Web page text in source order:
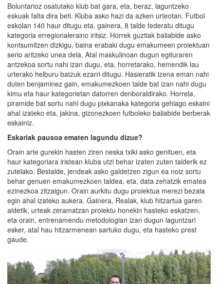
Boluntarioz osatutako klub bat gara, eta, beraz, laguntzeko
eskuak falta dira beti. Kluba asko hazi da azken urteotan. Futbol
eskolan 140 haur ditugu eta, gainera, 8 talde federatu ditugu
kategoria erregionaleraino iritsiz. Horrek guztiak baliabide asko
kontsumitzen dizkigu, baina erabaki dugu emakumeen proiektuan
serio aritzeko unea dela. Atal maskulinoan dugun egituraren
antzekoa sortu nahi izan dugu, eta, horretarako, hemendik lau
urterako helburu batzuk ezarri ditugu. Hasieratik izena eman nahi
duten benjaminez gain, emakumezkoen talde bat izan nahi dugu
kimu eta haur kategorietan datorren denboraldirako. Horrela,
piramide bat sortu nahi dugu pixkanaka kategoria gehiago eskaini
ahal izateko eta, jakina, gizonezkoen futboleko baliabide berberak
eskainiz.
Eskariak pausoa ematen lagundu dizue?
Orain arte gurekin hasten ziren neska txiki asko genituen, eta
haur kategoriara iristean kluba utzi behar izaten zuten talderik ez
zutelako. Bestalde, jendeak asko galdetzen zigun ea noiz sortu
behar genuen emakumezkoen taldea, eta, data zehatzik ematea
ezinezkoa zitzaigun. Orain aurkitu dugu proiektua merezi bezala
egin ahal izateko aukera. Gainera, Realak, klub hitzartua garen
aldetik, urteak zeramatzan proiektu honekin hasteko eskatzen,
eta orain, entrenamendu metodologian izan dugun laguntzari
esker, atal hau hitzarmenean sartuko dugu, eta hasteko prest
gaude.